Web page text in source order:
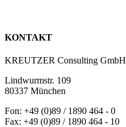
KONTAKT
KREUTZER Consulting GmbH
Lindwurmstr. 109
80337 München
Fon: +49 (0)89 / 1890 464 - 0
Fax: +49 (0)89 / 1890 464 - 10